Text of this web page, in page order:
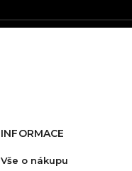
INFORMACE
Vše o nákupu